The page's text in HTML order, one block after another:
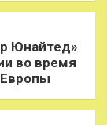
Юнайтед»
во время